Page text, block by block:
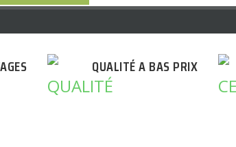
QUALITÉ A BAS PRIX